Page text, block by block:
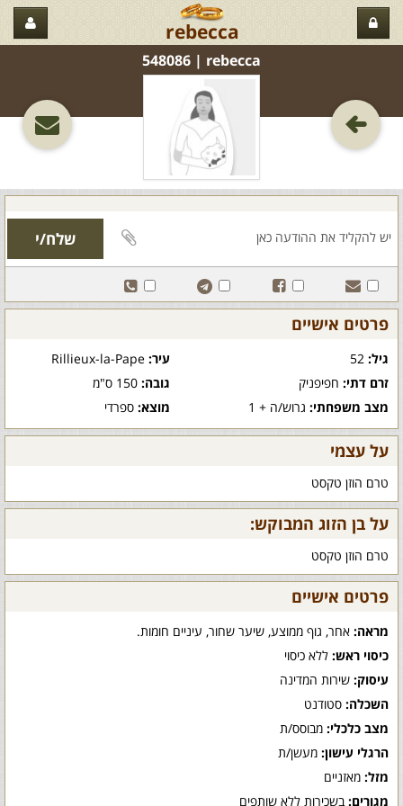
rebecca
rebecca‏ | 548086
פרטים אישיים
גיל: עיר:Rillieux-la-Pape
זרם דתי: חפיפניק גובה:150 ס"מ
מצב משפחתי: גרוש/ה + 1 מוצא:ספרדי
על עצמי
טרם הוזן טקסט
על בן הזוג המבוקש:
טרם הוזן טקסט
פרטים אישיים
מראה: אחר, גוף ממוצע, שיער שחור, עיניים חומות.
כיסוי ראש: ללא כיסוי
עיסוק: שירות המדינה
השכלה: סטודנט
מצב כלכלי: מבוסס/ת
הרגלי עישון: מעשן/ת
מזל: מאזניים
מגורים: בשכירות ללא שותפים